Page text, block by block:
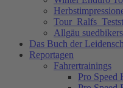
Allgäu
Das Buch der
Reportagen
Fahrertrainings
Pro Speed